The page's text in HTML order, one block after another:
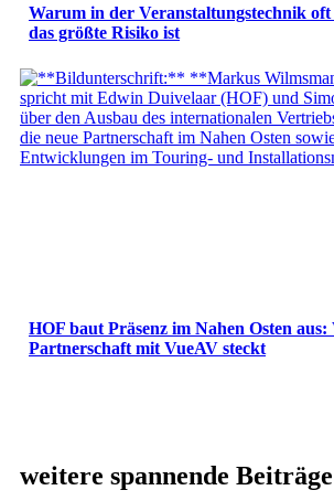
Warum in der Veranstaltungstechnik
das größte Risiko ist
HOF baut Präsenz im Nahen Osten
Partnerschaft mit VueAV steckt
weitere spannende Beiträge